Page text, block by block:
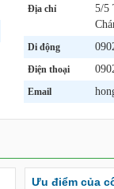
Địa chỉ
5/5
Di động
Điện thoại
Email
Ưu điểm của